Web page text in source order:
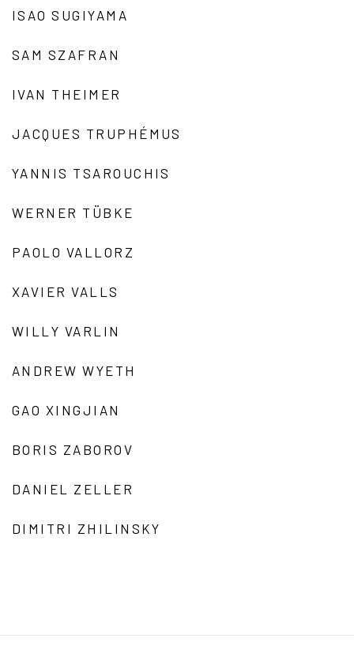
ISAO SUGIYAMA
SAM SZAFRAN
IVAN THEIMER
JACQUES TRUPHÉMUS
YANNIS TSAROUCHIS
WERNER TÜBKE
PAOLO VALLORZ
XAVIER VALLS
WILLY VARLIN
ANDREW WYETH
GAO XINGJIAN
BORIS ZABOROV
DANIEL ZELLER
DIMITRI ZHILINSKY